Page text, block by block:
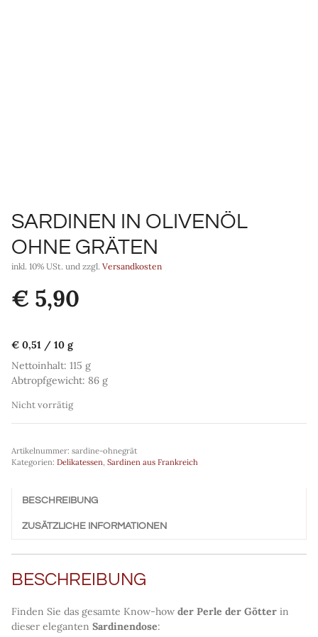
SARDINEN IN OLIVENÖL
OHNE GRÄTEN
inkl. 10% USt. und zzgl. Versandkosten
€ 5,90
€ 0,51 / 10 g
Nettoinhalt: 115 g
Abtropfgewicht: 86 g
Nicht vorrätig
Artikelnummer: sardine-ohnegrät
Kategorien: Delikatessen Sardinen aus Frankreich
BESCHREIBUNG
ZUSÄTZLICHE INFORMATIONEN
BESCHREIBUNG
Finden Sie das gesamte Know-how der Perle der Götter in
dieser eleganten Sardinendose: